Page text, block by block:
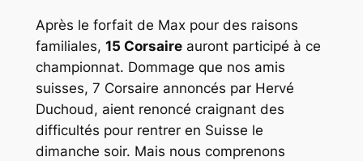
Après le forfait de Max pour des raisons
familiales, 15 Corsaireauront participé à ce
championnat. Dommage que nos amis
suisses, 7 Corsaire annoncés par Hervé
Duchoud, aient renoncé craignant des
difficultés pour rentrer en Suisse le
dimanche soir. Mais nous comprenons